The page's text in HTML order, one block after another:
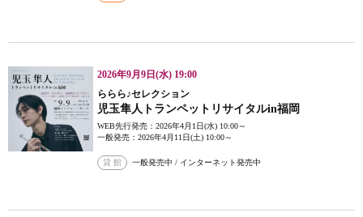
2026年9月9日(水) 19:00
ららら♪セレクション
児玉隼人トランペットリサイタルin福岡
WEB先行発売：2026年4月1日(水) 10:00～
一般発売：2026年4月11日(土) 10:00～
貸 館 一般発売中 / インターネット発売中